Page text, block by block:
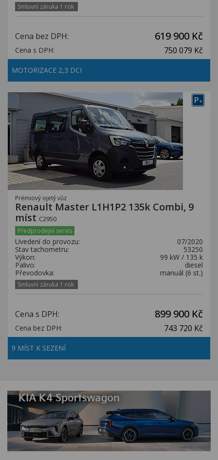
Smluvní záruka 1 rok
Cena bez DPH: 619 900 Kč
Cena s DPH: 750 079 Kč
MOTORIZACE 2,3 DCI
P+
Prémiový ojetý vůz
Renault Master L1H1P2 135k Combi, 9
míst C2950
Předprodejní servis
Uvedení do provozu:
07/2020
Stav tachometru:
53250
Výkon:
99 kW / 135 k
Palivo:
diesel
Převodovka:
manuál (6 st.)
Smluvní záruka 1 rok
Cena s DPH: 899 900 Kč
Cena bez DPH: 743 720 Kč
9 MÍST K SEZENÍ